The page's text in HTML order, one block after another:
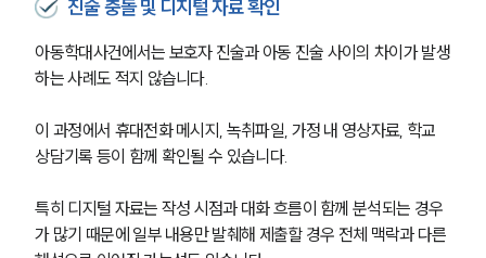
고객의 소리
통합검색
AI대륜
업무사례
형사 주요 업무사례
형사 법률정보
법률지식인
진술 충돌 및 디지털 자료 확인
아동학대사건에서는 보호자 진술과 아동 진술 사이의 차이가 발생
하는 사례도 적지 않습니다.
이 과정에서 휴대전화 메시지, 녹취파일, 가정 내 영상자료, 학교
상담기록 등이 함께 확인될 수 있습니다.
특히 디지털 자료는 작성 시점과 대화 흐름이 함께 분석되는 경우
가 많기 때문에 일부 내용만 발췌해 제출할 경우 전체 맥락과 다른